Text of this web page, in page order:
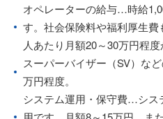
オペレーターの給与…時給
す。社会保険料や福利厚生
人あたり月額20～30万円程度
スーパーバイザー（SV）な
万円程度。
システム運用・保守費…シス